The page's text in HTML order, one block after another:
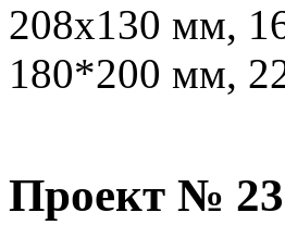
208х130 мм,
180*200 мм,
Проект №